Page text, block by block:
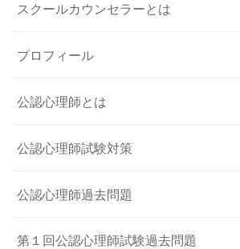
スクールカウンセラーとは
プロフィール
公認心理師とは
公認心理師試験対策
公認心理師過去問題
第１回公認心理師試験過去問題